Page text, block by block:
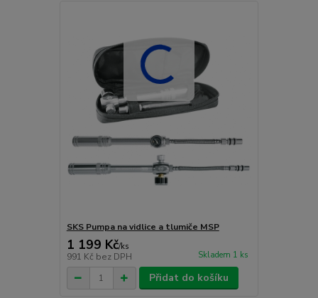
SKS Pumpa na vidlice a tlumiče MSP
1 199 Kč/ks
991 Kč bez DPH Skladem 1 ks
Přidat do košíku